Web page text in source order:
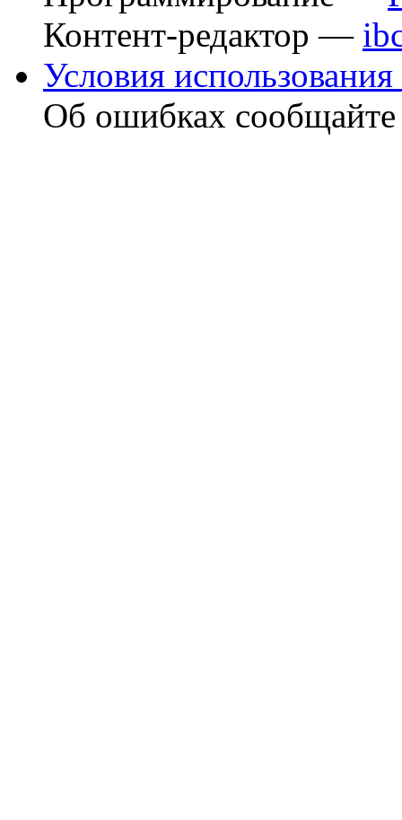
Контент-редактор —
Условия использования
Об ошибках